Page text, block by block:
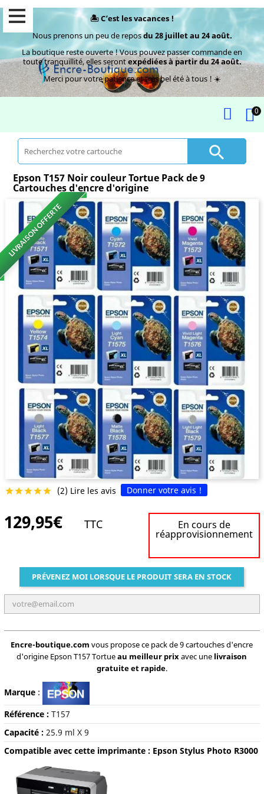
🏝️ C’est les vacances !
Nous prenons un peu de reposdu 28 juillet au 24 août.
La boutique reste ouverte ! Vous pouvez passer commande en
toute tranquillité, elles serontexpédiées à partir du 24 août.
Merci pour votre patience et très bel été à tous ! ☀️
0

Epson T157 Noir couleur Tortue Pack de 9
Cartouches d'encre d'origine
LIVRAISON OFFERTE
 (2) Lire les avis Donner votre avis !
129,95€ TTC En cours de
réapprovisionnement
PRÉVENEZ MOI LORSQUE LE PRODUIT SERA EN STOCK
Encre-boutique.com vous propose ce pack de 9 cartouches d'encre
d'origine Epson T157 Tortueau meilleur prixavec une livraison
gratuite et rapide.
Marque:
Référence : T157
Capacité : 25.9 ml X 9
Compatible avec cette imprimante : Epson Stylus Photo R3000